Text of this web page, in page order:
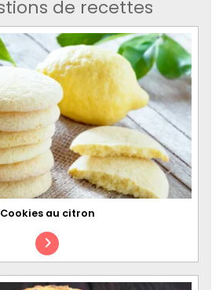
de recettes
Cookies au citron